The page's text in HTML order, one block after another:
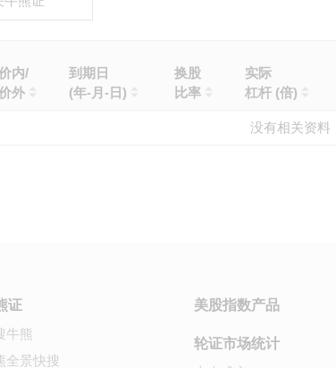
内/
外
到期日
(年-月-日)
换股
比率
实际
杠杆 (倍)
没有相关资料
证
牛熊
全景快搜
美股指数产品
轮证市场统计